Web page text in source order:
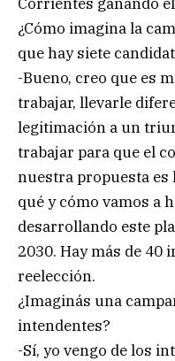
¿Cómo imagina la
que hay siete
-Bueno, creo que es
trabajar, llevarle
legitimación a un
trabajar para que el
nuestra propuesta es
qué y cómo vamos a
desarrollando este
2030. Hay más de 40
reelección.
¿Imaginás una
intendentes?
-Sí, yo vengo de los